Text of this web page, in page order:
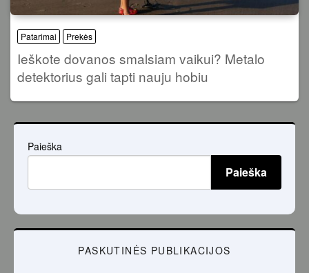
Patarimai Prekės
Ieškote dovanos smalsiam vaikui? Metalo
detektorius gali tapti nauju hobiu
Paieška
Paieška
PASKUTINĖS PUBLIKACIJOS